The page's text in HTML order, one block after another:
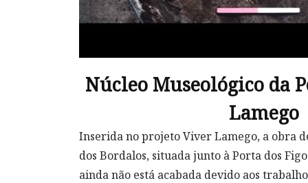
Núcleo Museológico da
Lamego
Inserida no projeto Viver Lamego, a obra
dos Bordalos, situada junto à Porta dos
ainda não está acabada devido aos